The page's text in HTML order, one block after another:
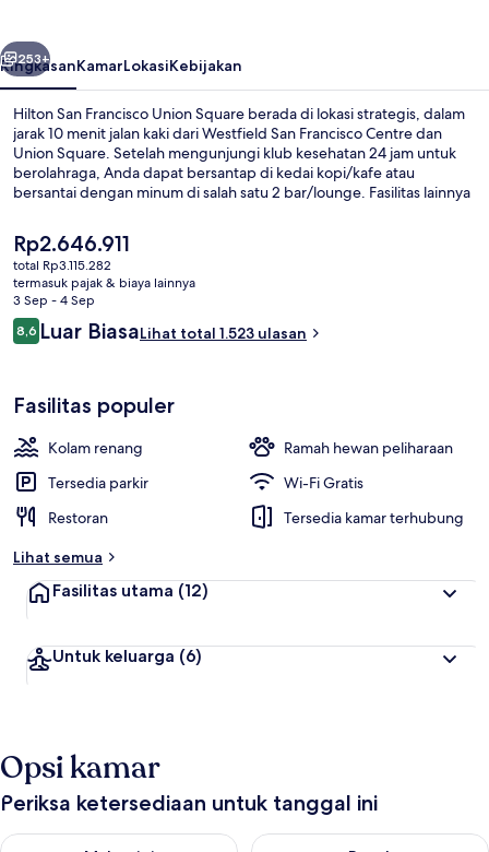
Berikutnya
253+
RingkasanKamarLokasiKebijakan
Hilton San Francisco Union Square berada di lokasi strategis, dalam
jarak 10 menit jalan kaki dari Westfield San Francisco Centre dan
Union Square. Setelah mengunjungi klub kesehatan 24 jam untuk
berolahraga, Anda dapat bersantap di kedai kopi/kafe atau
bersantai dengan minum di salah satu 2 bar/lounge. Fasilitas lainnya
mendapatkan nilai yang baik dari para traveler. Properti ini berada
dekat dengan transportasi umum: Powell St & O'Farrell St Stop
berjarak 3 menit dan Powell St & Geary Blvd Stop berjarak 4 menit.
Harga
saat
ini
Rp2.646.911
Rp2.646.911
total Rp3.115.282
termasuk pajak & biaya lainnya
3 Sep - 4 Sep
Ulasan
8,68,6 dari 10
Luar BiasaLihat total 1.523 ulasan
Fasilitas populer
Kolam renang
Ramah hewan peliharaan
Tersedia parkir
Wi-Fi Gratis
Restoran
Tersedia kamar terhubung
Lihat semua
Fasilitas utama (12)
Untuk keluarga (6)
Opsi kamar
Periksa ketersediaan untuk tanggal ini
Periksa ketersediaan untuk malam ini Agu 7 - Agu 8
Periksa ketersediaan untuk